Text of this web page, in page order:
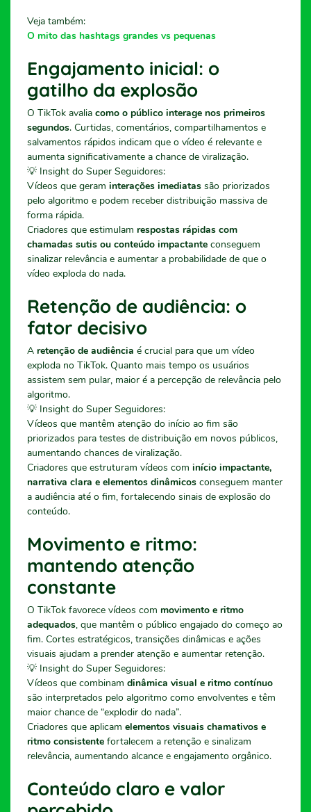
Veja também:
O mito das hashtags grandes vs pequenas
Engajamento inicial: o
gatilho da explosão
O TikTok avalia como o público interage nos primeiros
segundos. Curtidas, comentários, compartilhamentos e
salvamentos rápidos indicam que o vídeo é relevante e
aumenta significativamente a chance de viralização.
💡 Insight do Super Seguidores:
Vídeos que geram interações imediatas são priorizados
pelo algoritmo e podem receber distribuição massiva de
forma rápida.
Criadores que estimulam respostas rápidas com
chamadas sutis ou conteúdo impactante conseguem
sinalizar relevância e aumentar a probabilidade de que o
vídeo exploda do nada.
Retenção de audiência: o
fator decisivo
A retenção de audiência é crucial para que um vídeo
exploda no TikTok. Quanto mais tempo os usuários
assistem sem pular, maior é a percepção de relevância pelo
algoritmo.
💡 Insight do Super Seguidores:
Vídeos que mantêm atenção do início ao fim são
priorizados para testes de distribuição em novos públicos,
aumentando chances de viralização.
Criadores que estruturam vídeos com início impactante,
narrativa clara e elementos dinâmicos conseguem manter
a audiência até o fim, fortalecendo sinais de explosão do
conteúdo.
Movimento e ritmo:
mantendo atenção
constante
O TikTok favorece vídeos com movimento e ritmo
adequados, que mantêm o público engajado do começo ao
fim. Cortes estratégicos, transições dinâmicas e ações
visuais ajudam a prender atenção e aumentar retenção.
💡 Insight do Super Seguidores:
Vídeos que combinam dinâmica visual e ritmo contínuo
são interpretados pelo algoritmo como envolventes e têm
maior chance de “explodir do nada”.
Criadores que aplicam elementos visuais chamativos e
ritmo consistente fortalecem a retenção e sinalizam
relevância, aumentando alcance e engajamento orgânico.
Conteúdo claro e valor